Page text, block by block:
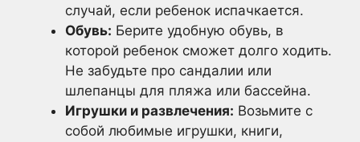
случай, если ребенок испачкается.
Обувь: Берите удобную обувь, в
которой ребенок сможет долго ходить.
Не забудьте про сандалии или
шлепанцы для пляжа или бассейна.
Игрушки и развлечения: Возьмите с
собой любимые игрушки, книги,